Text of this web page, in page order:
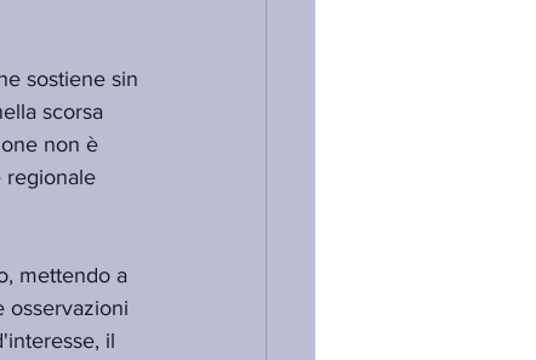
sostiene sin
scorsa
non è
regionale
mettendo a
osservazioni
il